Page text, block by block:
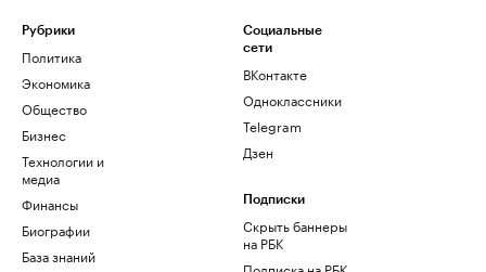
Рубрики
Политика
Экономика
Общество
Бизнес
Технологии и
медиа
Финансы
Биографии
База знаний
Социальные
сети
ВКонтакте
Одноклассники
Telegram
Дзен
Подписки
Скрыть баннеры
на РБК